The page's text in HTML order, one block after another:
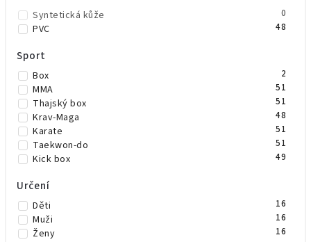
Oranžová
Šedá 1
Zelená 4
Žlutá
Žlutá/černá 1
Syntetická kůže 0
PVC 48
Sport
Box 2
MMA 51
Thajský box 51
Krav-Maga 48
Karate 51
Taekwon-do 51
Kick box 49
Určení
Děti 16
Muži 16
Ženy 16